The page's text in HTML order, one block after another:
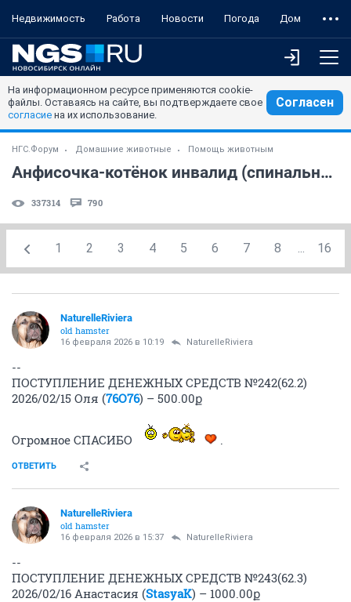
Недвижимость Работа Новости Погода Дом
На информационном ресурсе применяются cookie-
файлы. Оставаясь на сайте, вы подтверждаете свое
согласие на их использование.
Согласен
НГС.Форум Домашние животные Помощь животным
Анфисочка-котёнок инвалид (спинальник), прошу помощи!
337314 790
1 2 3 4 5 6 7 8 ... 16
NaturelleRiviera
old hamster
16 февраля 2026 в 10:19 NaturelleRiviera
--
ПОСТУПЛЕНИЕ ДЕНЕЖНЫХ СРЕДСТВ №242(62.2)
2026/02/15 Оля (76О76) – 500.00ք
Огромное СПАСИБО .
ОТВЕТИТЬ
NaturelleRiviera
old hamster
16 февраля 2026 в 15:37 NaturelleRiviera
--
ПОСТУПЛЕНИЕ ДЕНЕЖНЫХ СРЕДСТВ №243(62.3)
2026/02/16 Анастасия (StasyaK) – 1000.00ք